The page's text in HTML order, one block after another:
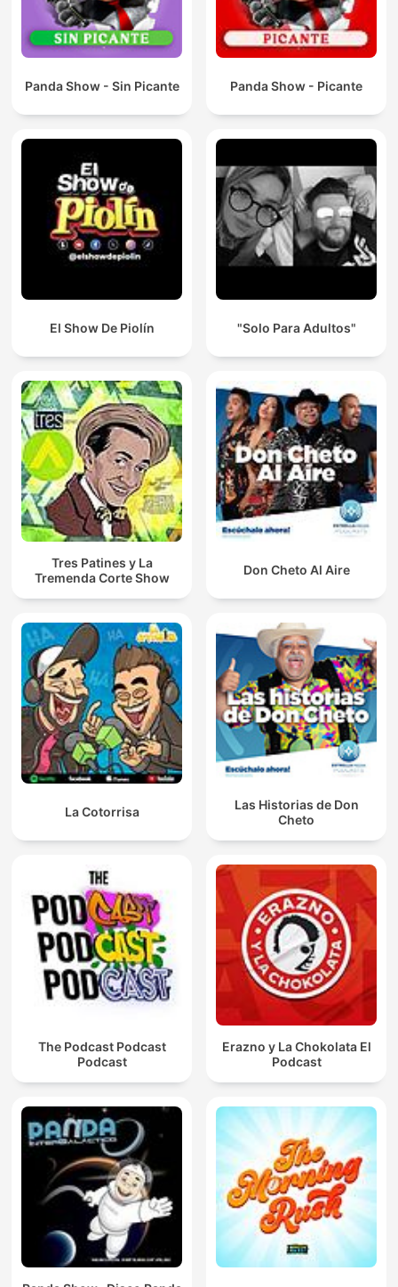
Panda Show - Sin Picante Panda Show - Picante
El Show De Piolín "Solo Para Adultos"
Tres Patines y La
Tremenda Corte Show
Don Cheto Al Aire
La Cotorrisa
Las Historias de Don
Cheto
The Podcast Podcast
Podcast
Erazno y La Chokolata El
Podcast